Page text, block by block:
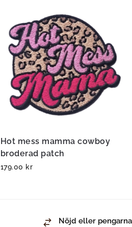
Hot mess mamma cowboy
broderad patch
179.00 kr
Nöjd eller